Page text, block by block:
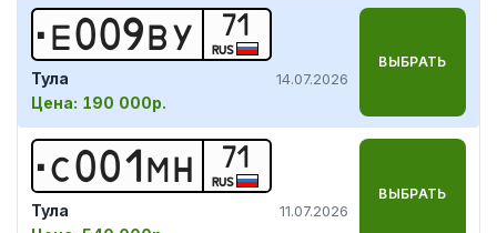
Е009ВУ 71
RUS
Тула 14.07.2026
Цена: 190 000р.
ВЫБРАТЬ
С001 МН 71
RUS
Тула 11.07.2026
ВЫБРАТЬ